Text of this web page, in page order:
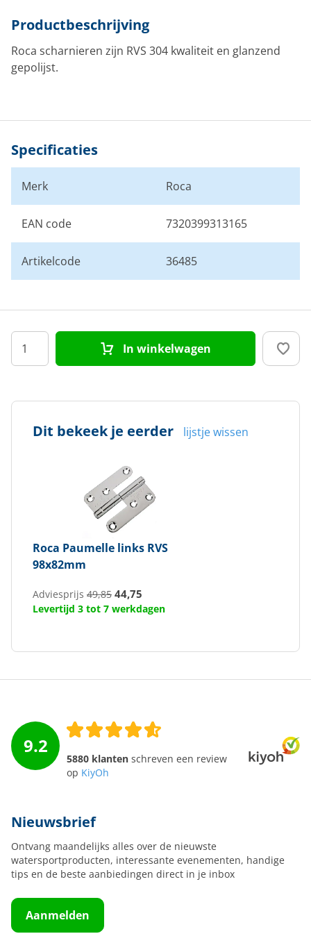
Productbeschrijving
Roca scharnieren zijn RVS 304 kwaliteit en glanzend
gepolijst.
Specificaties
Merk Roca
EAN code 7320399313165
Artikelcode 36485
In winkelwagen
Dit bekeek je eerder lijstje wissen
Roca Paumelle links RVS
98x82mm
Adviesprijs 49,85 44,75
Levertijd 3 tot 7 werkdagen
9.2
5880 klanten schreven een review
op KiyOh
Nieuwsbrief
Ontvang maandelijks alles over de nieuwste
watersportproducten, interessante evenementen, handige
tips en de beste aanbiedingen direct in je inbox
Aanmelden